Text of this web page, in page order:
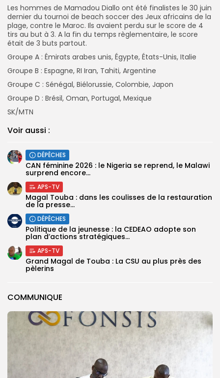
COMMUNIQUE
Les hommes de Mamadou Diallo ont été finalistes le 30 juin
dernier du tournoi de beach soccer des Jeux africains de la
plage, contre le Maroc. Ils avaient perdu sur le score de 4
tirs au but à 3. A la fin du temps règlementaire, le score
était de 3 buts partout.
Groupe A : Émirats arabes unis, Égypte, États-Unis, Italie
Groupe B : Espagne, RI Iran, Tahiti, Argentine
Groupe C : Sénégal, Biélorussie, Colombie, Japon
Groupe D : Brésil, Oman, Portugal, Mexique
SK/MTN
Voir aussi :
DÉPÊCHES
‎CAN féminine 2026 : le Nigeria se reprend, le Malawi
surprend encore...
APS-TV
Magal Touba : dans les coulisses de la restauration
de la presse...
DÉPÊCHES
Politique de la jeunesse : la CEDEAO adopte son
plan d’actions stratégiques...
APS-TV
Grand Magal de Touba : La CSU au plus près des
pèlerins